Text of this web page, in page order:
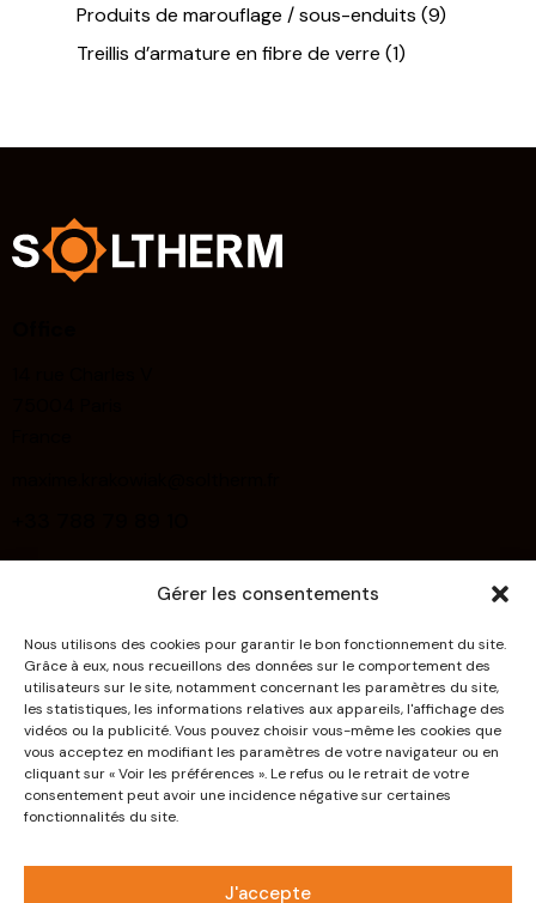
Gérer les consentements
Nous utilisons des cookies pour garantir le bon fonctionnement du site.
Grâce à eux, nous recueillons des données sur le comportement des
utilisateurs sur le site, notamment concernant les paramètres du site,
les statistiques, les informations relatives aux appareils, l'affichage des
vidéos ou la publicité. Vous pouvez choisir vous-même les cookies que
vous acceptez en modifiant les paramètres de votre navigateur ou en
cliquant sur « Voir les préférences ». Le refus ou le retrait de votre
consentement peut avoir une incidence négative sur certaines
fonctionnalités du site.
J'accepte
Produits de marouflage / sous-enduits (9)
Treillis d’armature en fibre de verre (1)
About Us
Deco Effects
Systems
Products
Downloads
Contact
Politique relative à la protection des données à